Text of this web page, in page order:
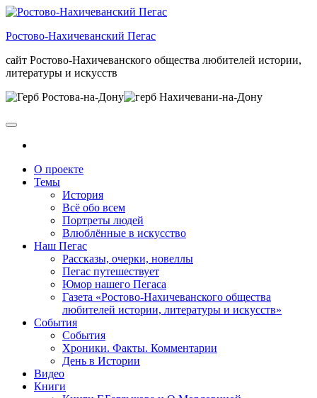
Skip
the
Ростово-Нахичеванский Пегас
сайт Ростово-Нахичеванского общества любителей истории,
литературы и искусств
О проекте
Темы
История
Всё обо всем
Портреты людей
Влюблённые в искусство
Наш Пегас
Рассказы, очерки, новеллы
Пегас путешествует
Юмор нашего Пегаса
Газета «Ростово-Нахичеванского общества
любителей истории, литературы и искусств»
События
События
Хроники. Факты. Комментарии
День в Истории
Видео
Книги